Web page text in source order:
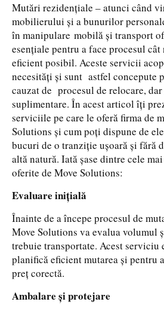
Mutări rezidențiale – atunci când
mobilierului și a bunurilor
în manipulare mobilă și transport
esențiale pentru a face procesul
eficient posibil. Aceste servicii
necesități și sunt astfel concepute
cauzat de procesul de relocare,
suplimentare. În acest articol îți
serviciile pe care le oferă firma de
Solutions și cum poți dispune de
bucuri de o tranziție ușoară și fără
altă natură. Iată șase dintre cele
oferite de Move Solutions:
Evaluare inițială
Înainte de a începe procesul de
Move Solutions va evalua volumul
trebuie transportate. Acest serviciu
planifică eficient mutarea și pentru
preț corectă.
Ambalare și protejare